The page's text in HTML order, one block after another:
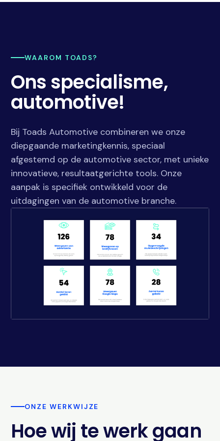
WAAROM TOADS?
Ons specialisme,
automotive!
Bij Toads Automotive combineren we onze
diepgaande marketingkennis, speciaal
afgestemd op de automotive sector, met unieke
innovatieve, resultaatgerichte tools. Onze
aanpak is specifiek ontwikkeld voor de
uitdagingen van de automotive branche.
ONZE WERKWIJZE
Hoe wij te werk gaan